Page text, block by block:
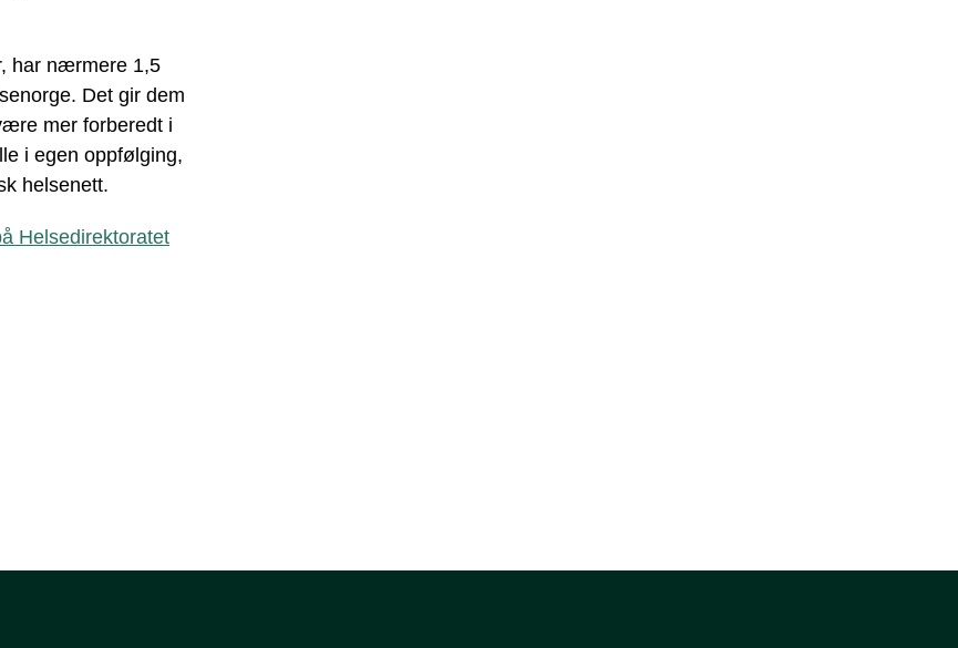
har nærmere 1,5
Det gir dem
mer forberedt i
i egen oppfølging,
helsenett.
Helsedirektoratet